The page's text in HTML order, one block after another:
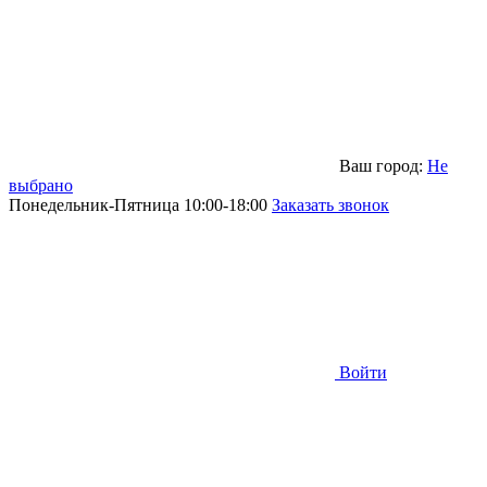
Ваш город: Не
выбрано
Понедельник-Пятница 10:00-18:00 Заказать звонок
Войти